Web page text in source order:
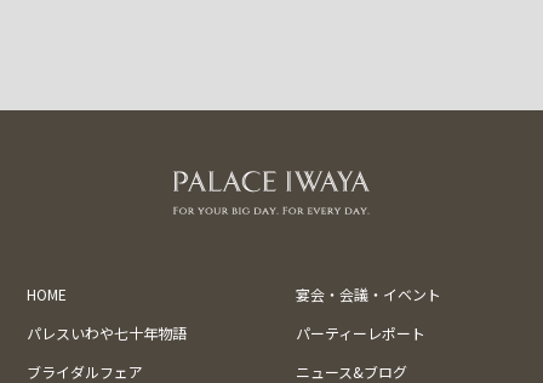
HOME
宴会・会議・イベント
パレスいわや七十年物語
パーティーレポート
ブライダルフェア
ニュース&ブログ